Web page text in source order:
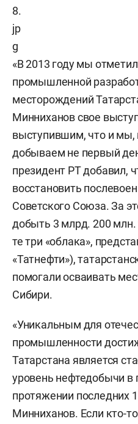
«В 2013 году мы
промышленной
месторождений
Минниханов свое
выступившим, что и мы,
добываем не первый
президент РТ добавил,
восстановить
Советского Союза. За
добыть 3 млрд. 200 млн.
те три «облака»,
«Татнефти»),
помогали осваивать
Сибири.
«Уникальным для
промышленности
Татарстана является
уровень нефтедобычи в
протяжении последних
Минниханов. Если кто-